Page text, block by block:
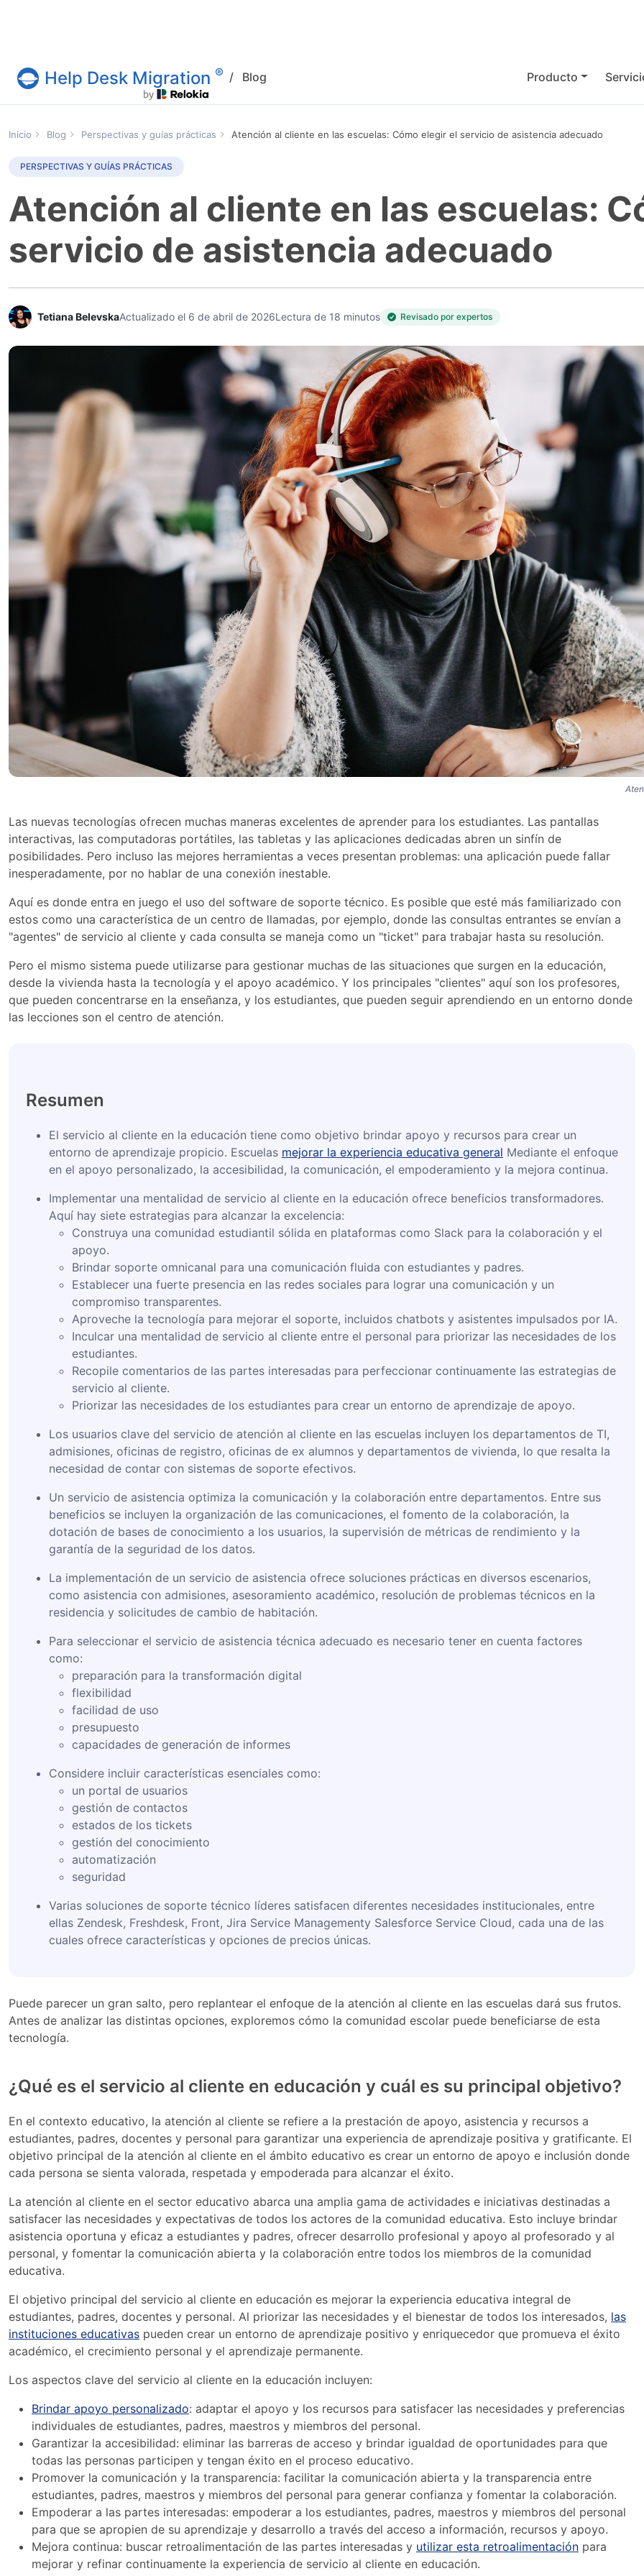
Servicio Help Desk Migration
Help Desk Migration ® / Blog Producto
Inicio Blog Perspectivas y guías prácticas Atención al cliente en las escuelas: Cómo elegir el servicio de asistencia adecuado
PERSPECTIVAS Y GUÍAS PRÁCTICAS
Atención al cliente en las escuelas:
servicio de asistencia adecuado
Tetiana BelevskaActualizado el 6 de abril de 2026Lectura de 18 minutos Revisado por expertos
Las nuevas tecnologías ofrecen muchas maneras excelentes de aprender para los estudiantes. Las pantallas
interactivas, las computadoras portátiles, las tabletas y las aplicaciones dedicadas abren un sinfín de
posibilidades. Pero incluso las mejores herramientas a veces presentan problemas: una aplicación puede fallar
inesperadamente, por no hablar de una conexión inestable.
Aquí es donde entra en juego el uso del software de soporte técnico. Es posible que esté más familiarizado con
estos como una característica de un centro de llamadas, por ejemplo, donde las consultas entrantes se envían a
"agentes" de servicio al cliente y cada consulta se maneja como un "ticket" para trabajar hasta su resolución.
Pero el mismo sistema puede utilizarse para gestionar muchas de las situaciones que surgen en la educación,
desde la vivienda hasta la tecnología y el apoyo académico. Y los principales "clientes" aquí son los profesores,
que pueden concentrarse en la enseñanza, y los estudiantes, que pueden seguir aprendiendo en un entorno donde
las lecciones son el centro de atención.
Resumen
El servicio al cliente en la educación tiene como objetivo brindar apoyo y recursos para crear un
entorno de aprendizaje propicio. Escuelas mejorar la experiencia educativa general Mediante el enfoque
en el apoyo personalizado, la accesibilidad, la comunicación, el empoderamiento y la mejora continua.
Implementar una mentalidad de servicio al cliente en la educación ofrece beneficios transformadores.
Aquí hay siete estrategias para alcanzar la excelencia:
Construya una comunidad estudiantil sólida en plataformas como Slack para la colaboración y el
apoyo.
Brindar soporte omnicanal para una comunicación fluida con estudiantes y padres.
Establecer una fuerte presencia en las redes sociales para lograr una comunicación y un
compromiso transparentes.
Aproveche la tecnología para mejorar el soporte, incluidos chatbots y asistentes impulsados ​​por IA.
Inculcar una mentalidad de servicio al cliente entre el personal para priorizar las necesidades de los
estudiantes.
Recopile comentarios de las partes interesadas para perfeccionar continuamente las estrategias de
servicio al cliente.
Priorizar las necesidades de los estudiantes para crear un entorno de aprendizaje de apoyo.
Los usuarios clave del servicio de atención al cliente en las escuelas incluyen los departamentos de TI,
admisiones, oficinas de registro, oficinas de ex alumnos y departamentos de vivienda, lo que resalta la
necesidad de contar con sistemas de soporte efectivos.
Un servicio de asistencia optimiza la comunicación y la colaboración entre departamentos. Entre sus
beneficios se incluyen la organización de las comunicaciones, el fomento de la colaboración, la
dotación de bases de conocimiento a los usuarios, la supervisión de métricas de rendimiento y la
garantía de la seguridad de los datos.
La implementación de un servicio de asistencia ofrece soluciones prácticas en diversos escenarios,
como asistencia con admisiones, asesoramiento académico, resolución de problemas técnicos en la
residencia y solicitudes de cambio de habitación.
Para seleccionar el servicio de asistencia técnica adecuado es necesario tener en cuenta factores
como:
preparación para la transformación digital
flexibilidad
facilidad de uso
presupuesto
capacidades de generación de informes
Considere incluir características esenciales como:
un portal de usuarios
gestión de contactos
estados de los tickets
gestión del conocimiento
automatización
seguridad
Varias soluciones de soporte técnico líderes satisfacen diferentes necesidades institucionales, entre
ellas Zendesk, Freshdesk, Front, Jira Service Managementy Salesforce Service Cloud, cada una de las
cuales ofrece características y opciones de precios únicas.
Puede parecer un gran salto, pero replantear el enfoque de la atención al cliente en las escuelas dará sus frutos.
Antes de analizar las distintas opciones, exploremos cómo la comunidad escolar puede beneficiarse de esta
tecnología.
¿Qué es el servicio al cliente en educación y cuál es su principal objetivo?
En el contexto educativo, la atención al cliente se refiere a la prestación de apoyo, asistencia y recursos a
estudiantes, padres, docentes y personal para garantizar una experiencia de aprendizaje positiva y gratificante. El
objetivo principal de la atención al cliente en el ámbito educativo es crear un entorno de apoyo e inclusión donde
cada persona se sienta valorada, respetada y empoderada para alcanzar el éxito.
La atención al cliente en el sector educativo abarca una amplia gama de actividades e iniciativas destinadas a
satisfacer las necesidades y expectativas de todos los actores de la comunidad educativa. Esto incluye brindar
asistencia oportuna y eficaz a estudiantes y padres, ofrecer desarrollo profesional y apoyo al profesorado y al
personal, y fomentar la comunicación abierta y la colaboración entre todos los miembros de la comunidad
educativa.
El objetivo principal del servicio al cliente en educación es mejorar la experiencia educativa integral de
estudiantes, padres, docentes y personal. Al priorizar las necesidades y el bienestar de todos los interesados, las
instituciones educativas pueden crear un entorno de aprendizaje positivo y enriquecedor que promueva el éxito
académico, el crecimiento personal y el aprendizaje permanente.
Los aspectos clave del servicio al cliente en la educación incluyen:
Brindar apoyo personalizado: adaptar el apoyo y los recursos para satisfacer las necesidades y preferencias
individuales de estudiantes, padres, maestros y miembros del personal.
Garantizar la accesibilidad: eliminar las barreras de acceso y brindar igualdad de oportunidades para que
todas las personas participen y tengan éxito en el proceso educativo.
Promover la comunicación y la transparencia: facilitar la comunicación abierta y la transparencia entre
estudiantes, padres, maestros y miembros del personal para generar confianza y fomentar la colaboración.
Empoderar a las partes interesadas: empoderar a los estudiantes, padres, maestros y miembros del personal
para que se apropien de su aprendizaje y desarrollo a través del acceso a información, recursos y apoyo.
Mejora continua: buscar retroalimentación de las partes interesadas y utilizar esta retroalimentación para
mejorar y refinar continuamente la experiencia de servicio al cliente en educación.